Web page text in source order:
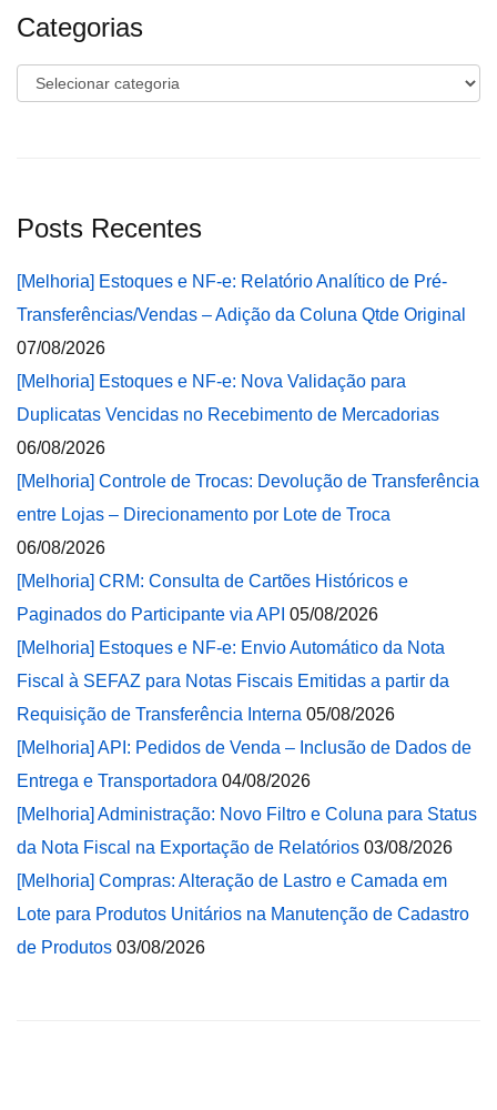
Categorias
Categorias
Posts Recentes
[Melhoria] Estoques e NF-e: Relatório Analítico de Pré-
Transferências/Vendas – Adição da Coluna Qtde Original
07/08/2026
[Melhoria] Estoques e NF-e: Nova Validação para
Duplicatas Vencidas no Recebimento de Mercadorias
06/08/2026
[Melhoria] Controle de Trocas: Devolução de Transferência
entre Lojas – Direcionamento por Lote de Troca
06/08/2026
[Melhoria] CRM: Consulta de Cartões Históricos e
Paginados do Participante via API 05/08/2026
[Melhoria] Estoques e NF-e: Envio Automático da Nota
Fiscal à SEFAZ para Notas Fiscais Emitidas a partir da
Requisição de Transferência Interna 05/08/2026
[Melhoria] API: Pedidos de Venda – Inclusão de Dados de
Entrega e Transportadora 04/08/2026
[Melhoria] Administração: Novo Filtro e Coluna para Status
da Nota Fiscal na Exportação de Relatórios 03/08/2026
[Melhoria] Compras: Alteração de Lastro e Camada em
Lote para Produtos Unitários na Manutenção de Cadastro
de Produtos 03/08/2026